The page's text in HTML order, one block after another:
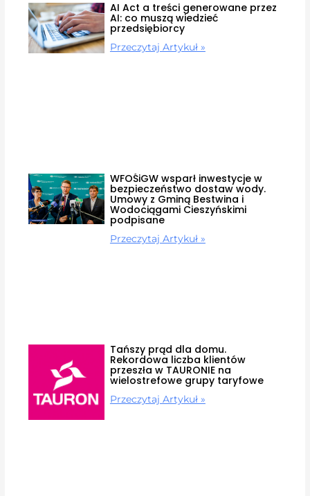
AI Act a treści generowane przez
AI: co muszą wiedzieć
przedsiębiorcy
Przeczytaj Artykuł »
WFOŚiGW wsparł inwestycje w
bezpieczeństwo dostaw wody.
Umowy z Gminą Bestwina i
Wodociągami Cieszyńskimi
podpisane
Przeczytaj Artykuł »
Tańszy prąd dla domu.
Rekordowa liczba klientów
przeszła w TAURONIE na
wielostrefowe grupy taryfowe
Przeczytaj Artykuł »